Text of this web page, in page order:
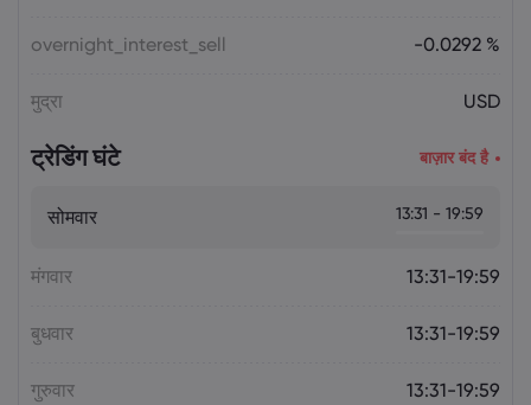
overnight_interest_sell -0.0292 %
मुद्रा USD
ट्रेडिंग घंटे बाज़ार बंद है
सोमवार 13:31 - 19:59
मंगवार 13:31-19:59
बुधवार 13:31-19:59
गुरुवार 13:31-19:59